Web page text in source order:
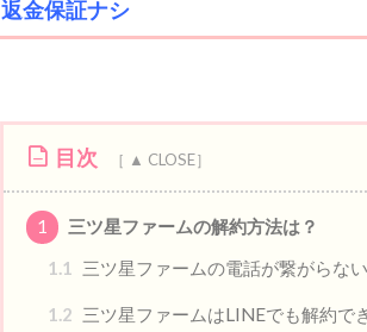
返金保証ナシ
目次
1
三ツ星ファームの解約方法は？
1.1
三ツ星ファームの電話が繋がらな
1.2 三ツ星ファームはLINEでも解約で